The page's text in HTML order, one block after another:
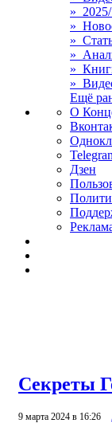
» 2025/
»
»
»
»
»
Ещё
О
Дзен
Секреты
9 марта 2024 в 16:26